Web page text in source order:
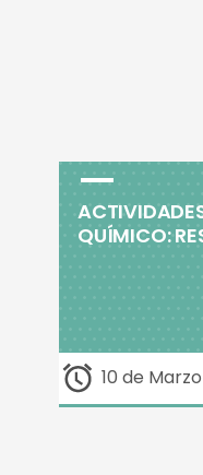
QUÍMICO:
10 de